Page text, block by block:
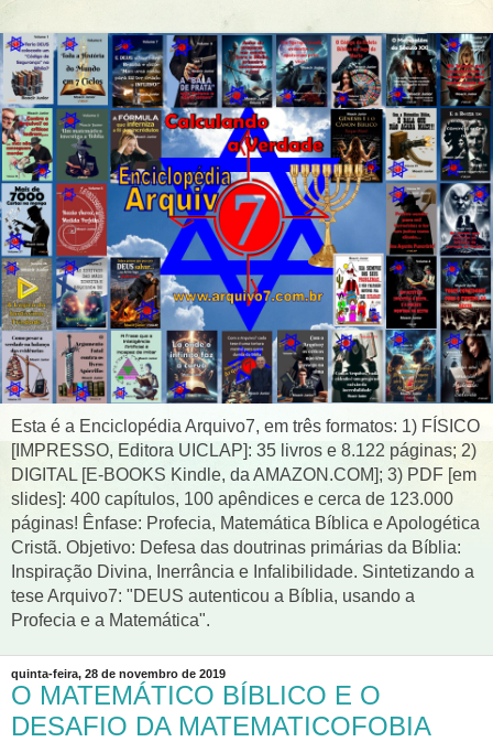
Esta é a Enciclopédia Arquivo7, em três formatos: 1) FÍSICO
[IMPRESSO, Editora UICLAP]: 35 livros e 8.122 páginas; 2)
DIGITAL [E-BOOKS Kindle, da AMAZON.COM]; 3) PDF [em
slides]: 400 capítulos, 100 apêndices e cerca de 123.000
páginas! Ênfase: Profecia, Matemática Bíblica e Apologética
Cristã. Objetivo: Defesa das doutrinas primárias da Bíblia:
Inspiração Divina, Inerrância e Infalibilidade. Sintetizando a
tese Arquivo7: "DEUS autenticou a Bíblia, usando a
Profecia e a Matemática".
quinta-feira, 28 de novembro de 2019
O MATEMÁTICO BÍBLICO E O
DESAFIO DA MATEMATICOFOBIA